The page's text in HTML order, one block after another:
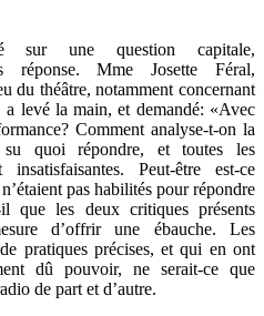
sur une question capitale,
réponse. Mme Josette Féral,
du théâtre, notamment concernant
levé la main, et demandé: «Avec
Comment analyse-t-on la
su quoi répondre, et toutes les
Peut-être est-ce
pas habilités pour répondre
que les deux critiques présents
d’offrir une ébauche. Les
pratiques précises, et qui en ont
dû pouvoir, ne serait-ce que
de part et d’autre.